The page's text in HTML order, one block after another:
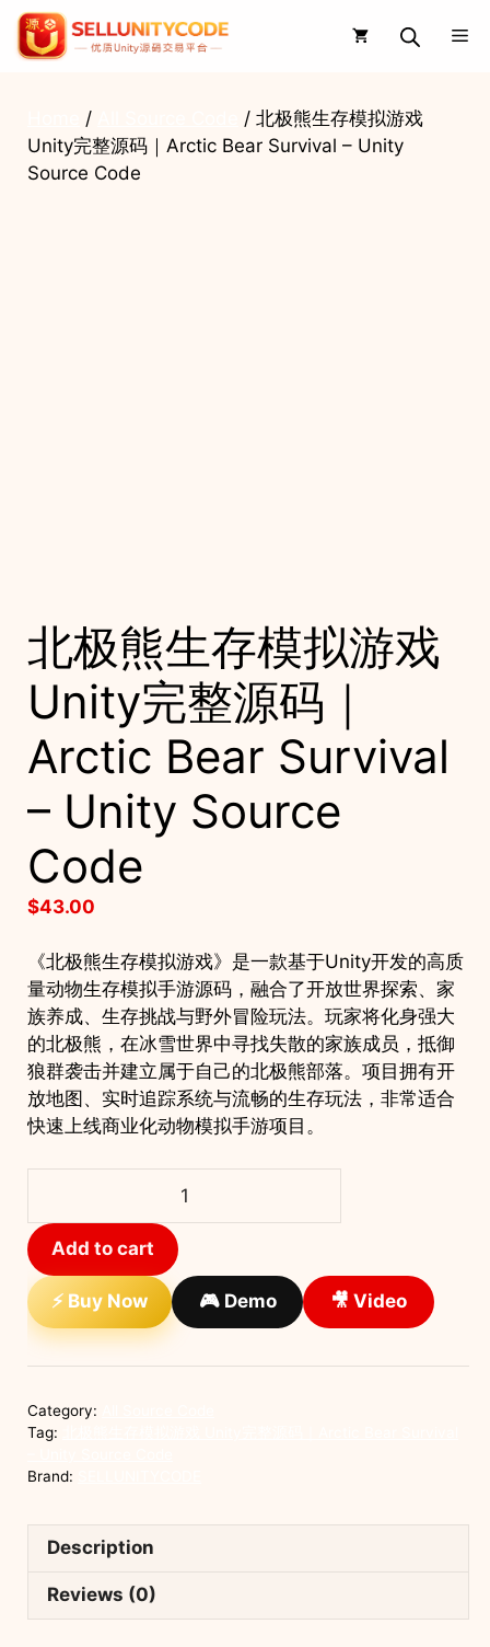
Skip
content
/
/ 北极熊生存模拟游戏
Unity完整源码｜Arctic Bear Survival – Unity
Source Code
北极熊生存模拟游戏
Unity完整源码｜
Arctic Bear Survival
– Unity Source
Code
$43.00
《北极熊生存模拟游戏》是一款基于Unity开发的高质
量动物生存模拟手游源码，融合了开放世界探索、家
族养成、生存挑战与野外冒险玩法。玩家将化身强大
的北极熊，在冰雪世界中寻找失散的家族成员，抵御
狼群袭击并建立属于自己的北极熊部落。项目拥有开
放地图、实时追踪系统与流畅的生存玩法，非常适合
快速上线商业化动物模拟手游项目。
熊
生
存
模
拟
游
Unity
整
Arctic
Bear
Add to cart
⚡ Buy Now 🎮 Demo 🎥 Video
Category:
Tag:
Brand:
Description
Reviews (0)